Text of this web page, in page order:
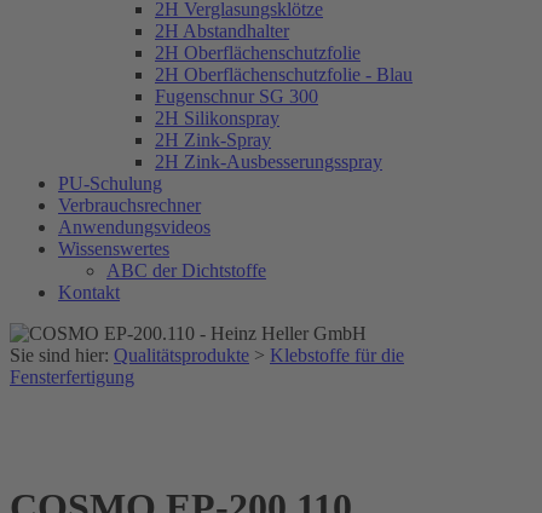
2H Verglasungsklötze
2H Abstandhalter
2H Oberflächenschutzfolie
2H Oberflächenschutzfolie - Blau
Fugenschnur SG 300
2H Silikonspray
2H Zink-Spray
2H Zink-Ausbesserungsspray
PU-Schulung
Verbrauchsrechner
Anwendungsvideos
Wissenswertes
ABC der Dichtstoffe
Kontakt
Sie sind hier: Qualitätsprodukte > Klebstoffe für die
Fensterfertigung